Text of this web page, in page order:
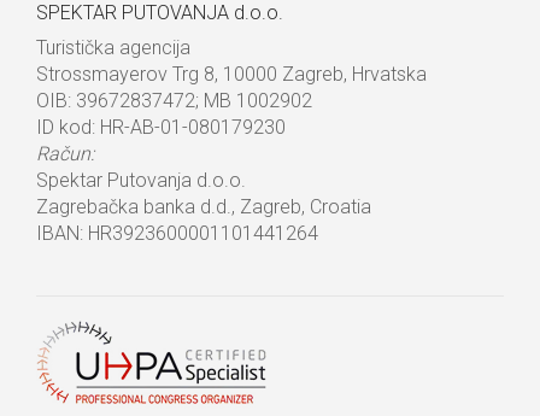
SPEKTAR PUTOVANJA d.o.o.
Turistička agencija
Strossmayerov Trg 8, 10000 Zagreb, Hrvatska
OIB: 39672837472; MB 1002902
ID kod: HR-AB-01-080179230
Račun:
Spektar Putovanja d.o.o.
Zagrebačka banka d.d., Zagreb, Croatia
IBAN: HR3923600001101441264